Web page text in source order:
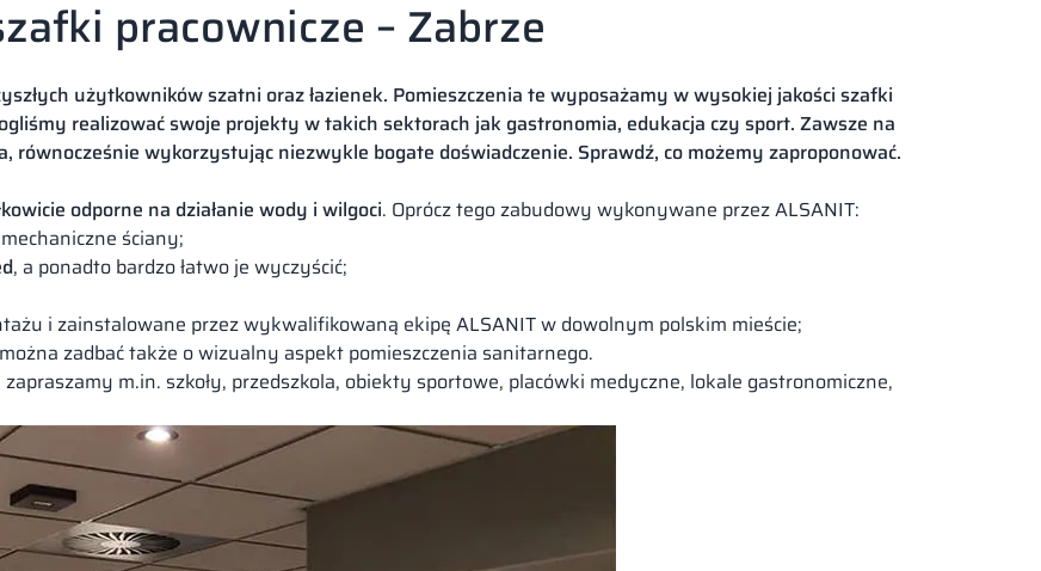
pracownicze – Zabrze
użytkowników szatni oraz łazienek. Pomieszczenia te wyposażamy w wysokiej jakości szafki
realizować swoje projekty w takich sektorach jak gastronomia, edukacja czy sport. Zawsze na
wykorzystując niezwykle bogate doświadczenie. Sprawdź, co możemy zaproponować.
odporne na działanie wody i wilgoci. Oprócz tego zabudowy wykonywane przez ALSANIT:
ściany;
, a ponadto bardzo łatwo je wyczyścić;
i zainstalowane przez wykwalifikowaną ekipę ALSANIT w dowolnym polskim mieście;
zadbać także o wizualny aspekt pomieszczenia sanitarnego.
zapraszamy m.in. szkoły, przedszkola, obiekty sportowe, placówki medyczne, lokale gastronomiczne,